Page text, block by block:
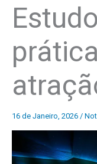
16 de Janeiro, 2026 /